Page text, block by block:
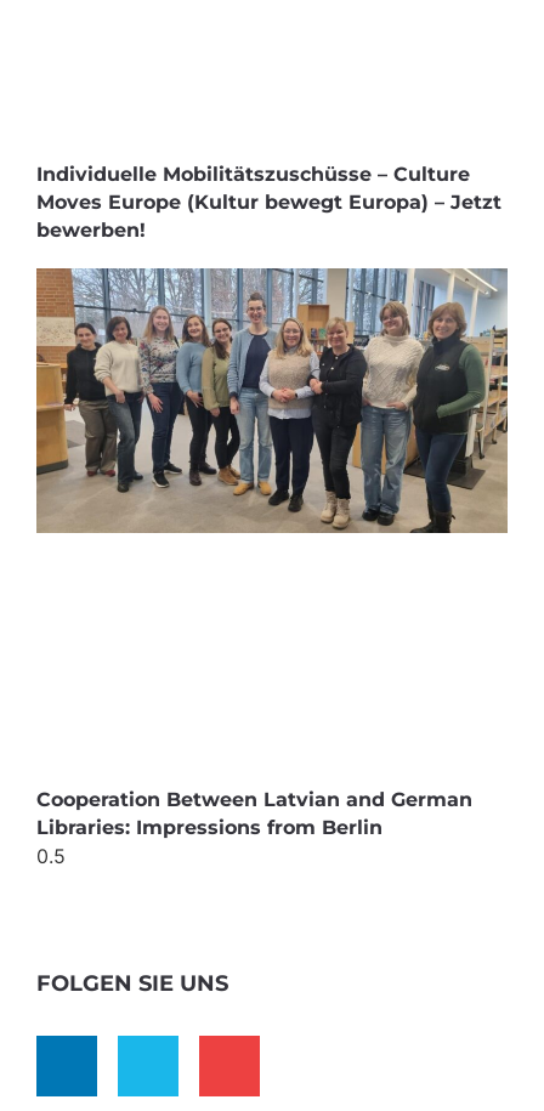
Individuelle Mobilitätszuschüsse – Culture
Moves Europe (Kultur bewegt Europa) – Jetzt
bewerben!
Cooperation Between Latvian and German
Libraries: Impressions from Berlin
FOLGEN SIE UNS